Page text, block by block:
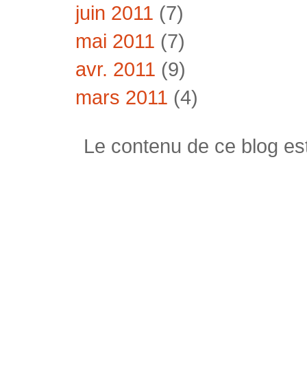
juin 2011 (7)
mai 2011 (7)
avr. 2011 (9)
mars 2011 (4)
Le contenu de ce blog